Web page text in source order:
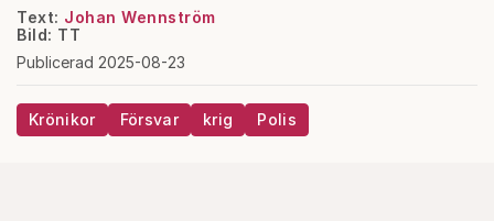
Text: Johan Wennström
Bild: TT
Publicerad 2025-08-23
Krönikor Försvar krig Polis